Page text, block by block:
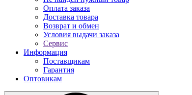
Оплата заказа
Доставка товара
Возврат и обмен
Условия выдачи заказа
Сервис
Информация
Поставщикам
Гарантия
Оптовикам